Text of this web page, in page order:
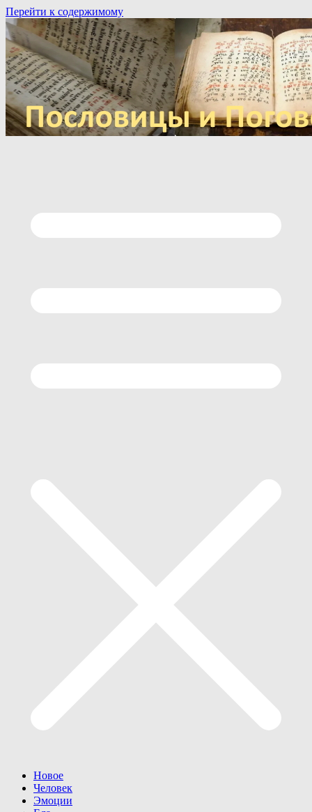
Перейти к содержимому
Новое
Человек
Эмоции